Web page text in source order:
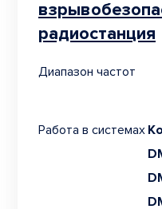
радиостанция
Диапазон частот
Работа в системах